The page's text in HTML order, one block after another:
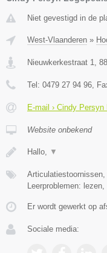
Niet gevestigd in de
West-Vlaanderen »
Nieuwkerkestraat 1
Tel: 0479 27 94 96 ,
E-mail › Cindy Persyn
Website onbekend
Hallo, ▼
Articulatiestoornissen,
Leerproblemen: lezen,
Er wordt gewerkt op
Sociale media: